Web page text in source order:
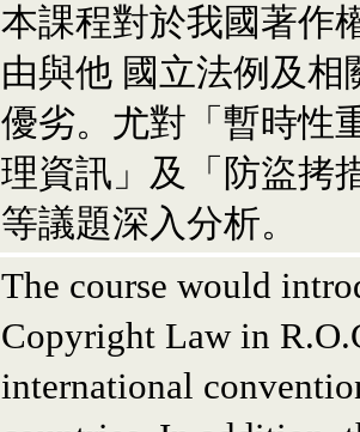
本課程對於我國著作
由與他 國立法例及
優劣。尤對「暫時性
理資訊」及「防盜拷
等議題深入分析。
The course would
Copyright Law in
international